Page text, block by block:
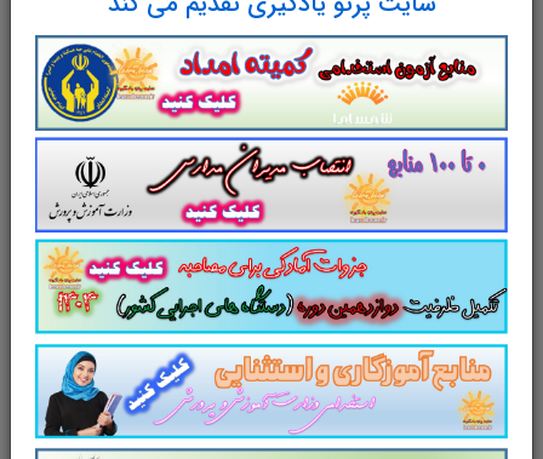
عاطفی مشاهده نگردد. تحقق این هدف برنامه ریزی صحیح
و پیوسته ای است که در گذر از دوران تحصیل در مقاطع
دبستان و متوسطه به دانش آموزان این امکان را بدهد که
حالات رفتار و روش عمل خود را در مسائل مربوط به
سلامتی و بهداشت اصلاح نمایند و به تدریج عادات و رفتار
غلط و غیربهداشتی خود را ترک و عادات صحیحبهداشتی و
سازنده را جایگزین آنها سازند و تندرستی و بهداشت را
نوعی ارزش متعالی در زندگی خود تلقی نمایند و نسبت به
تأمین و حفظ آن برای خود و خانواده و اجتماع خویش
احساس مسئولیت کنند. در اینفصل پس از بیان تعریف و
اهداف بهداشت مدارس، مرور مختصری بر تاریخچه
بهداشت مدارس در جهان و ایران داشته و آنگاه در ادامه
مطالبه ضرورت بهداشت مدارس از دیدگاههای مختلف و